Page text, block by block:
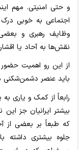
و حتی امنیتی. مهم
اجتماعی به خوبی
وظایف رهبری و
نقش‌ها به آحاد یا
باید عنصر دشمن‌شکنی
رابعاً از کمک و یاری
بیشتر ایرانیان جز
که طبعاً بر بعضی از
جلوه بیشتری داشته